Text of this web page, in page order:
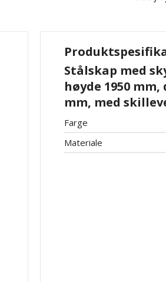
Stålskap med
høyde 1950
mm, med
Farge
Materiale